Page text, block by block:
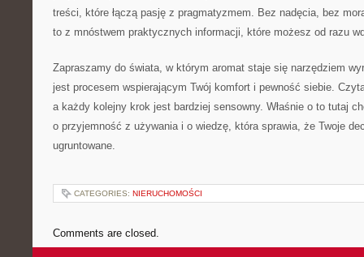
treści, które łączą pasję z pragmatyzmem. Bez nadęcia, bez
to z mnóstwem praktycznych informacji, które możesz od razu
Zapraszamy do świata, w którym aromat staje się narzędziem
jest procesem wspierającym Twój komfort i pewność siebie.
a każdy kolejny krok jest bardziej sensowny. Właśnie o to tutaj
o przyjemność z używania i o wiedzę, która sprawia, że Twoje
ugruntowane.
CATEGORIES: NIERUCHOMOŚCI
Comments are closed.